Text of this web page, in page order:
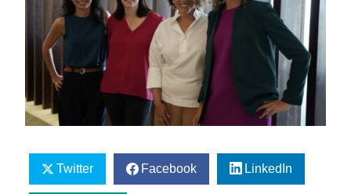
Twitter Facebook LinkedIn